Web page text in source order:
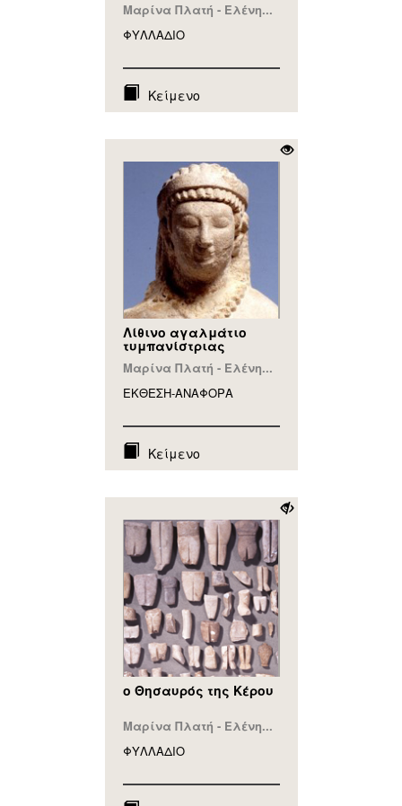
Μαρίνα Πλατή - Ελένη...
ΦΥΛΛAΔΙΟ
Κείμενο
Λίθινο αγαλμάτιο
τυμπανίστριας
Μαρίνα Πλατή - Ελένη...
ΕΚΘΕΣΗ-ΑΝΑΦΟΡA
Κείμενο
ο Θησαυρός της Κέρου
Μαρίνα Πλατή - Ελένη...
ΦΥΛΛAΔΙΟ